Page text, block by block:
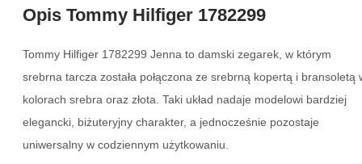
Opis Tommy Hilfiger 1782299
Tommy Hilfiger 1782299 Jenna to damski zegarek, w którym
srebrna tarcza została połączona ze srebrną kopertą i bransoletą
kolorach srebra oraz złota. Taki układ nadaje modelowi bardziej
elegancki, biżuteryjny charakter, a jednocześnie pozostaje
uniwersalny w codziennym użytkowaniu.